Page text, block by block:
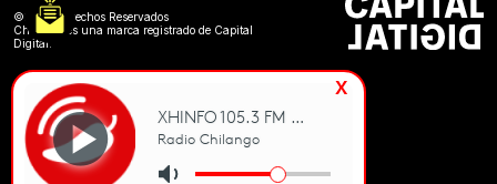
©2024 Derechos Reservados
Chilango es una marca registrado de Capital
Digital.
x